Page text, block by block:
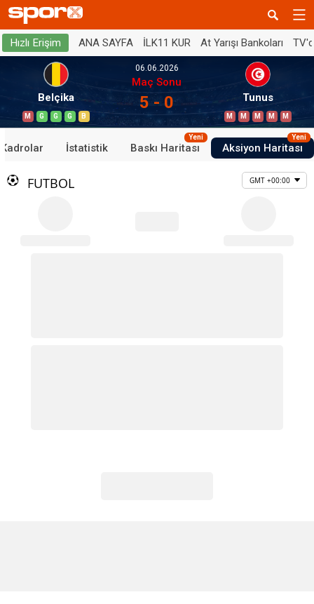
Hızlı Erişim ANA SAYFA İLK11 KUR At Yarışı Bankoları
Belçika
M G G G B
06.06.2026
Maç Sonu
5 - 0 Tunus
M M M M M
Kadrolar İstatistik Baskı Haritası
Yeni
Aksiyon Haritası
Yeni
FUTBOL GMT +00:00